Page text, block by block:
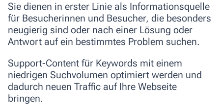
Sie dienen in erster Linie als Informationsquelle
für Besucherinnen und Besucher, die besonders
neugierig sind oder nach einer Lösung oder
Antwort auf ein bestimmtes Problem suchen.
Support-Content für Keywords mit einem
niedrigen Suchvolumen optimiert werden und
dadurch neuen Traffic auf Ihre Webseite
bringen.